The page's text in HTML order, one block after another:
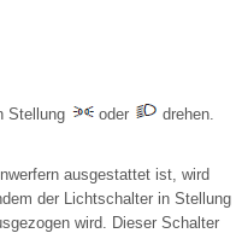
Stellung oder
drehen.
ausgestattet ist, wird
der Lichtschalter in Stellung
wird. Dieser Schalter